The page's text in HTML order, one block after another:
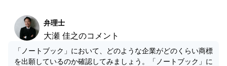
弁理士
大瀬 佳之のコメント
「ノートブック」において、どのような企業がどのくらい商標
を出願しているのか確認してみましょう。「ノートブック」に